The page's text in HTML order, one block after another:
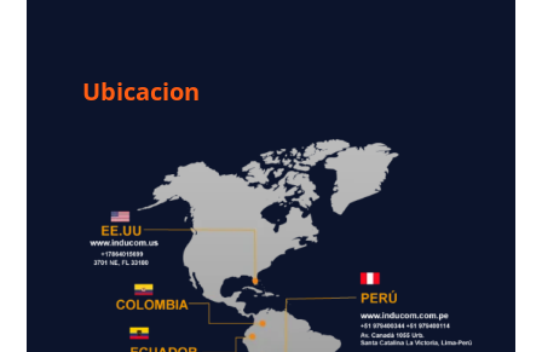
Ubicacion